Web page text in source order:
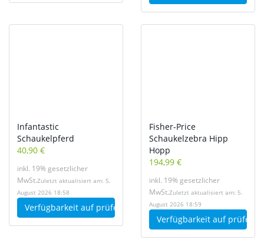
Infantastic
Schaukelpferd
40,90 €
inkl. 19% gesetzlicher
MwSt.Zuletzt aktualisiert am: 5.
August 2026 18:58
Verfügbarkeit auf prüfen
Fisher-Price
Schaukelzebra Hipp
Hopp
194,99 €
inkl. 19% gesetzlicher
MwSt.Zuletzt aktualisiert am: 5.
August 2026 18:59
Verfügbarkeit auf prüfen